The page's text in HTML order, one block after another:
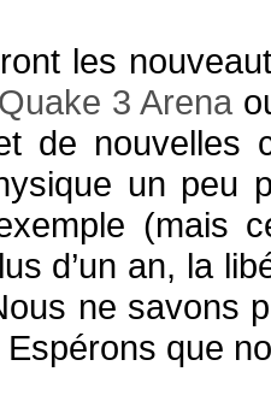
les
Quake 3 Arena
de nouvelles
un peu
(mais
d’un an, la
ne savons
que